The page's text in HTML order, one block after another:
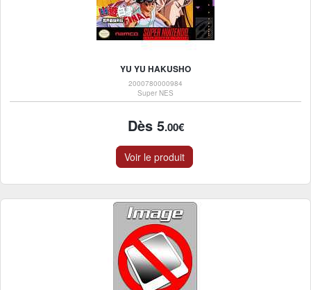
YU YU HAKUSHO
2000780000984
Super NES
Dès 5.00€
Voir le produit